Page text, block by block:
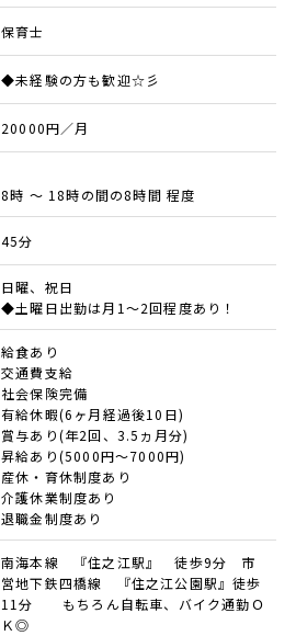
保育士
◆未経験の方も歓迎☆彡
20000円／月
8時 ～ 18時の間の8時間 程度
45分
日曜、祝日
◆土曜日出勤は月1～2回程度あり！
給食あり
交通費支給
社会保険完備
有給休暇(6ヶ月経過後10日)
賞与あり(年2回、3.5ヵ月分)
昇給あり(5000円～7000円)
産休・育休制度あり
介護休業制度あり
退職金制度あり
南海本線 『住之江駅』 徒歩9分 市
営地下鉄四橋線 『住之江公園駅』徒歩
11分 もちろん自転車、バイク通勤Ｏ
Ｋ◎